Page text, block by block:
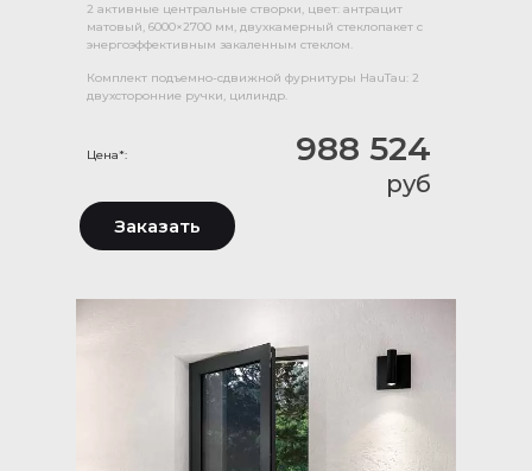
Цена*:
2 активные центральные створки, цвет: антрацит
матовый, 6000×2700 мм, двухкамерный стеклопакет с
энергоэффективным закаленным стеклом.
Комплект подъемно-сдвижной фурнитуры HauTau: 2
двухсторонние ручки, цилиндр.
988 524
руб
Заказать